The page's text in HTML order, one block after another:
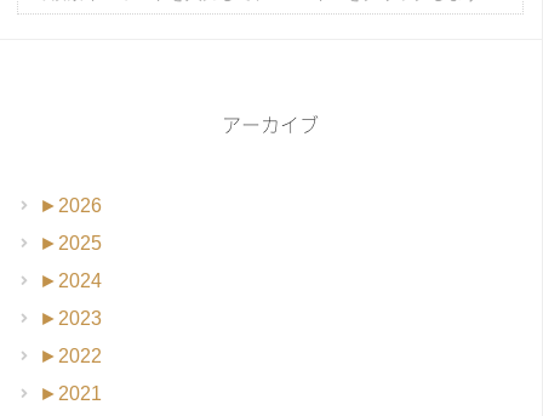
アーカイブ
► 2026
► 2025
► 2024
► 2023
► 2022
► 2021